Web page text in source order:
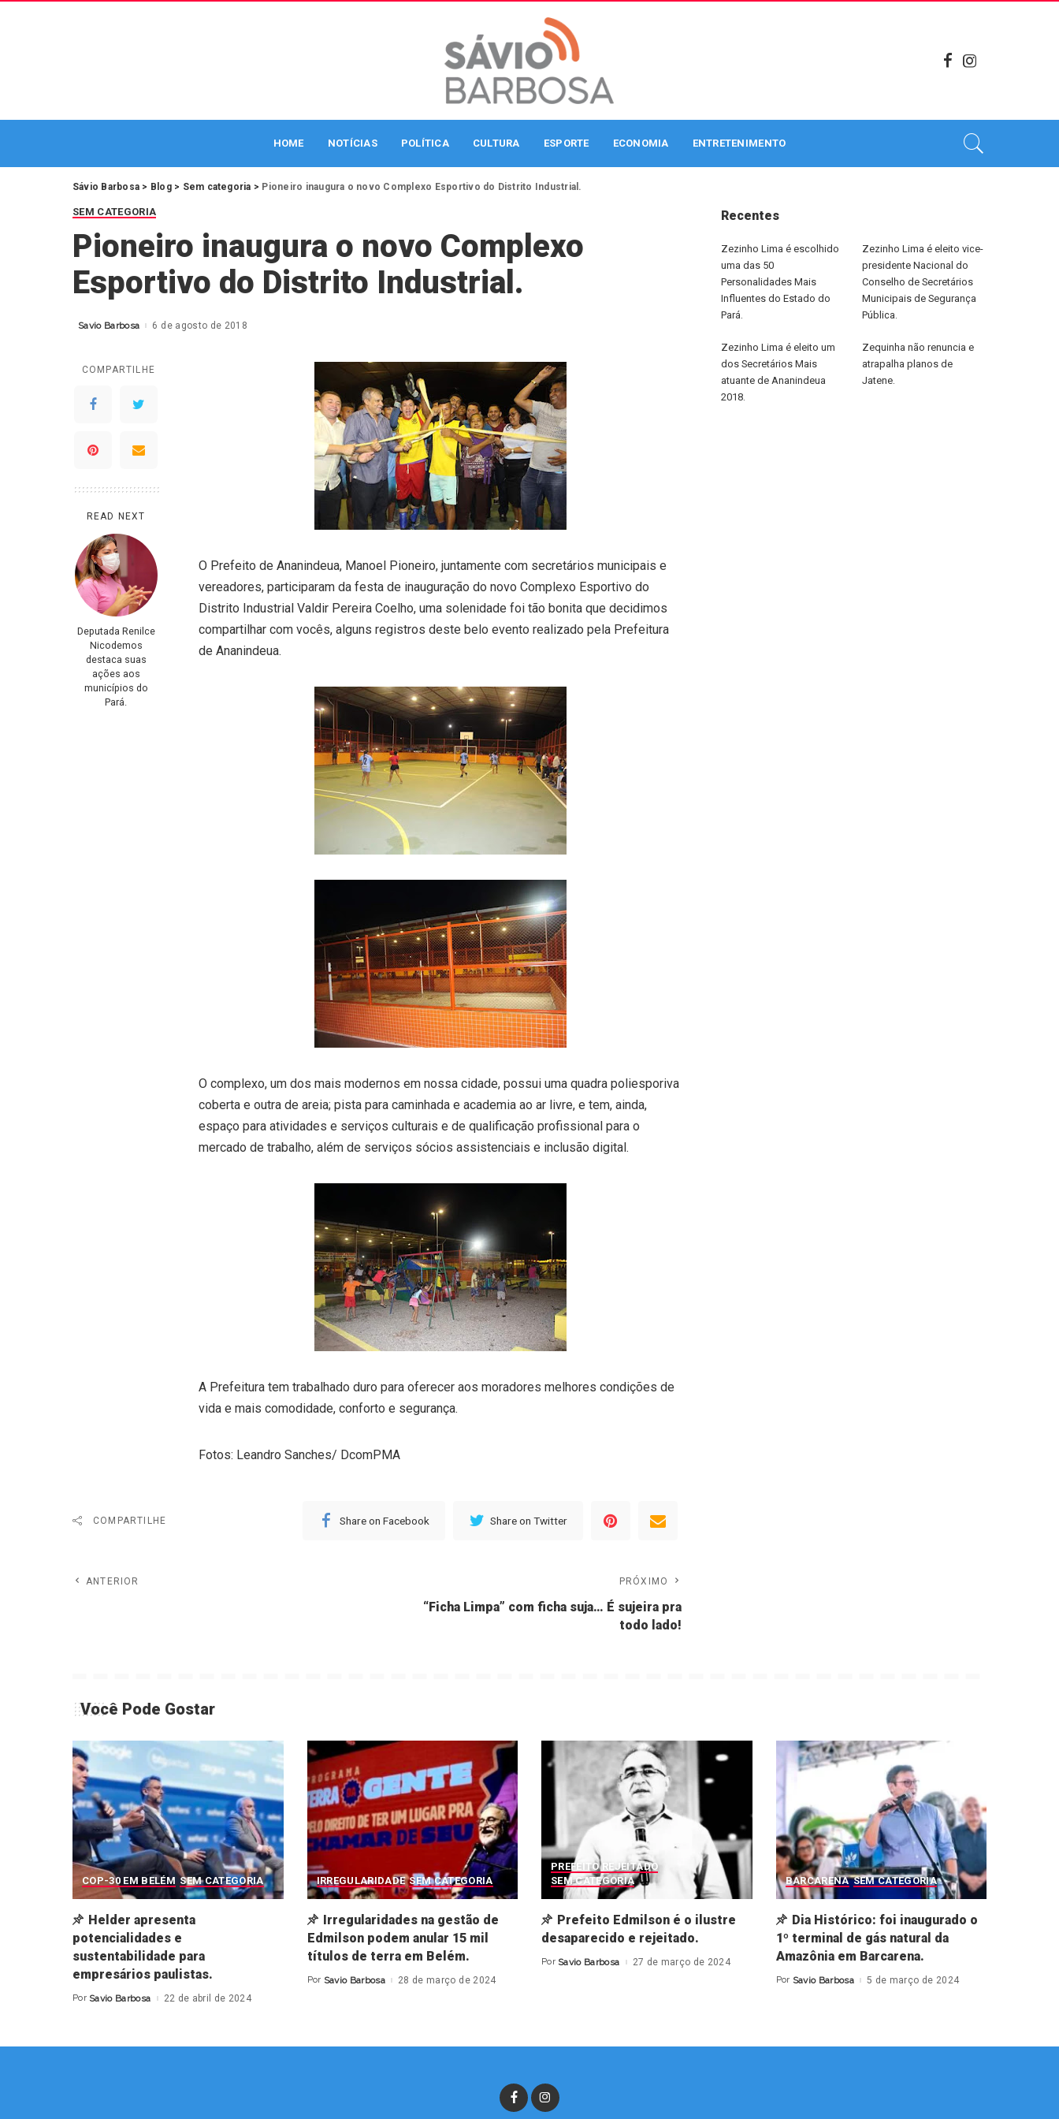
HOME NOTÍCIAS POLÍTICA CULTURA ESPORTE ECONOMIA ENTRETENIMENTO
Sávio Barbosa > Blog> Sem categoria > Pioneiro inaugura o novo Complexo Esportivo do Distrito Industrial.
SEM CATEGORIA
Pioneiro inaugura o novo Complexo
Esportivo do Distrito Industrial.
Posted
Savio Barbosa 6 de agosto de 2018
COMPARTILHE
READ NEXT
Deputada Renilce
Nicodemos
destaca suas
ações aos
municípios do
Pará.
O Prefeito de Ananindeua, Manoel Pioneiro, juntamente com secretários municipais e
vereadores, participaram da festa de inauguração do novo Complexo Esportivo do
Distrito Industrial Valdir Pereira Coelho, uma solenidade foi tão bonita que decidimos
compartilhar com vocês, alguns registros deste belo evento realizado pela Prefeitura
de Ananindeua.
O complexo, um dos mais modernos em nossa cidade, possui uma quadra poliesporiva
coberta e outra de areia; pista para caminhada e academia ao ar livre, e tem, ainda,
espaço para atividades e serviços culturais e de qualificação profissional para o
mercado de trabalho, além de serviços sócios assistenciais e inclusão digital.
A Prefeitura tem trabalhado duro para oferecer aos moradores melhores condições de
vida e mais comodidade, conforto e segurança.
Fotos: Leandro Sanches/ DcomPMA
COMPARTILHE Share on Facebook Share on Twitter
ANTERIOR PRÓXIMO
“Ficha Limpa” com ficha suja… É sujeira pra
todo lado!
Recentes
Zezinho Lima é escolhido
uma das 50
Personalidades Mais
Influentes do Estado do
Pará.
Zezinho Lima é eleito vice-
presidente Nacional do
Conselho de Secretários
Municipais de Segurança
Pública.
Zezinho Lima é eleito um
dos Secretários Mais
atuante de Ananindeua
2018.
Zequinha não renuncia e
atrapalha planos de
Jatene.
Você Pode Gostar
COP-30 EM BELÉM SEM CATEGORIA
Helder apresenta
potencialidades e
sustentabilidade para
empresários paulistas.
Posted
Por Savio Barbosa 22 de abril de 2024
IRREGULARIDADE SEM CATEGORIA
Irregularidades na gestão de
Edmilson podem anular 15 mil
títulos de terra em Belém.
Posted
Por Savio Barbosa 28 de março de 2024
PREFEITO REJEITADO
SEM CATEGORIA
Prefeito Edmilson é o ilustre
desaparecido e rejeitado.
Posted
Por Savio Barbosa 27 de março de 2024
BARCARENA SEM CATEGORIA
Dia Histórico: foi inaugurado o
1º terminal de gás natural da
Amazônia em Barcarena.
Posted
Por Savio Barbosa 5 de março de 2024